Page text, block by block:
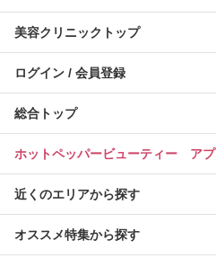
美容クリニックトップ
ログイン / 会員登録
総合トップ
ホットペッパービューティー アプ
近くのエリアから探す
オススメ特集から探す